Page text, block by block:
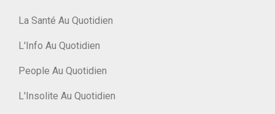
La Santé Au Quotidien
L'Info Au Quotidien
People Au Quotidien
L'Insolite Au Quotidien